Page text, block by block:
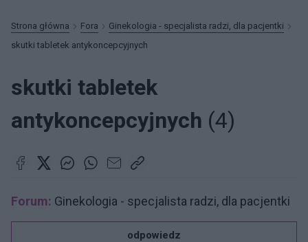
Strona główna Fora
Ginekologia - specjalista radzi, dla pacjentki
skutki tabletek antykoncepcyjnych
skutki tabletek
antykoncepcyjnych (4)
Forum: Ginekologia - specjalista radzi, dla pacjentki
odpowiedz